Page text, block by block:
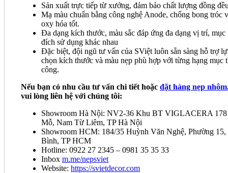
Sản xuất trực tiếp từ xưởng, đảm bảo chất lượng đồng
Mạ màu chuẩn bằng công nghệ Anode, chống bong tróc
oxy hóa tốt.
Đa dạng kích thước, màu sắc đáp ứng đa dạng vị trí, mục
đích sử dụng khác nhau
Đặc biệt, đội ngũ tư vấn của SViệt luôn sẵn sàng hỗ trợ
chọn kích thước và màu nẹp phù hợp với từng hạng mục
công.
Nếu bạn có nhu cầu tư vấn chi tiết hoặc đặt hàng nẹp nhôm
vui lòng liên hệ với chúng tôi:
Showroom Hà Nội: NV2-36 Khu BT VIGLACERA
Mỗ, Nam Từ Liêm, TP Hà Nội
Showroom HCM: 184/35 Huỳnh Văn Nghệ, Phường 15,
Bình, TP HCM
Hotline: 0922 27 2345 – 0981 35 35 33
Inbox m.me/nepsviet
Website: https://svietdecor.com